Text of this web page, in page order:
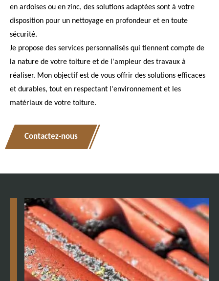
en ardoises ou en zinc, des solutions adaptées sont à votre
disposition pour un nettoyage en profondeur et en toute
sécurité.
Je propose des services personnalisés qui tiennent compte de
la nature de votre toiture et de l'ampleur des travaux à
réaliser. Mon objectif est de vous offrir des solutions efficaces
et durables, tout en respectant l'environnement et les
matériaux de votre toiture.
Contactez-nous